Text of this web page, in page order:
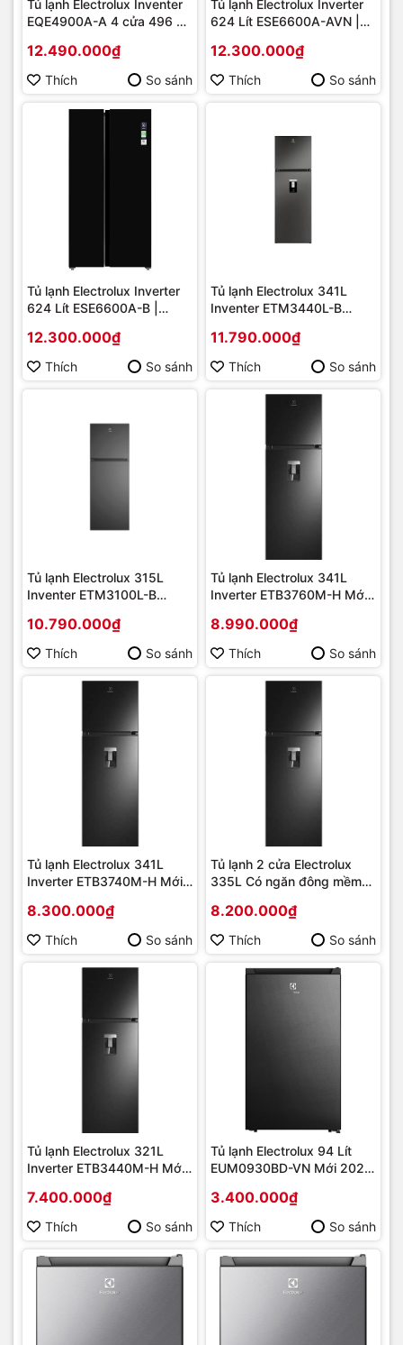
Tủ lạnh Electrolux Inventer
EQE4900A-A 4 cửa 496 Lít
hãng
12.490.000₫
Thích So sánh
Tủ lạnh Electrolux Inverter
624 Lít ESE6600A-AVN |
12.300.000₫
Thích So sánh
Tủ lạnh Electrolux Inverter
624 Lít ESE6600A-B |
12.300.000₫
Thích So sánh
Tủ lạnh Electrolux 341L
Inventer ETM3440L-B
11.790.000₫
Thích So sánh
Tủ lạnh Electrolux 315L
Inventer ETM3100L-B
10.790.000₫
Thích So sánh
Tủ lạnh Electrolux 341L
Inverter ETB3760M-H Mới
8.990.000₫
Thích So sánh
Tủ lạnh Electrolux 341L
Inverter ETB3740M-H Mới
8.300.000₫
Thích So sánh
Tủ lạnh 2 cửa Electrolux
335L Có ngăn đông mềm
Hàng chính hãng
8.200.000₫
Thích So sánh
Tủ lạnh Electrolux 321L
Inverter ETB3440M-H Mới
7.400.000₫
Thích So sánh
Tủ lạnh Electrolux 94 Lít
EUM0930BD-VN Mới 2022
3.400.000₫
Thích So sánh